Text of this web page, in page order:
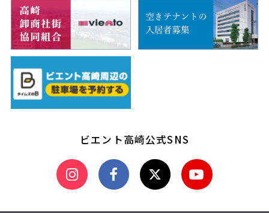
ビエント高崎公式SNS